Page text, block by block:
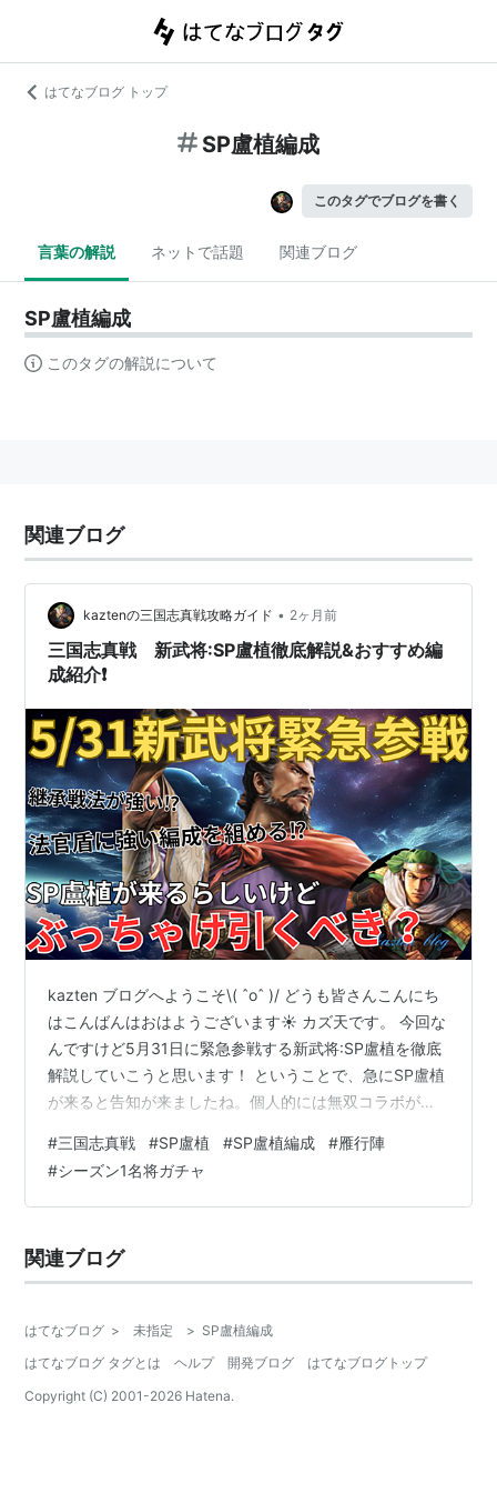
はてなブログ トップ
SP盧植編成
このタグでブログを書く
言葉の解説 ネットで話題 関連ブログ
SP盧植編成
このタグの解説について
関連ブログ
kaztenの三国志真戦攻略ガイド • 2ヶ月前
三国志真戦 新武将:SP盧植徹底解説&おすすめ編
成紹介❗️
kazten ブログへようこそ\( ˆoˆ )/ どうも皆さんこんにち
はこんばんはおはようございます☀ カズ天です。 今回な
んですけど5月31日に緊急参戦する新武将:SP盧植を徹底
解説していこうと思います！ ということで、急にSP盧植
が来ると告知が来ましたね。個人的には無双コラボが来
ズン1名将ガチャでSP盧植が来るということで 今回はSP
盧植とはどんな武将かやおすすめ編成、またSP盧植は引
くべきか？についてなども話していけたらなと思いま
次】 １ SP盧植ってどんな武将？ ・ SP盧植…
#三国志真戦 #SP盧植 #SP盧植編成 #雁行陣
#シーズン1名将ガチャ
関連ブログ
はてなブログ > 未指定 > SP盧植編成
はてなブログ タグとは
ヘルプ 開発ブログ
はてなブログトップ
Copyright (C) 2001-2026 Hatena.